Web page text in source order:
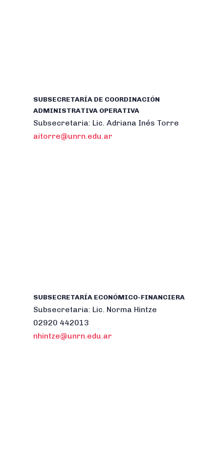
SUBSECRETARÍA DE COORDINACIÓN
ADMINISTRATIVA OPERATIVA
Subsecretaria: Lic. Adriana Inés Torre
aitorre@unrn.edu.ar
SUBSECRETARÍA ECONÓMICO-FINANCIERA
Subsecretaria: Lic. Norma Hintze
02920 442013
nhintze@unrn.edu.ar